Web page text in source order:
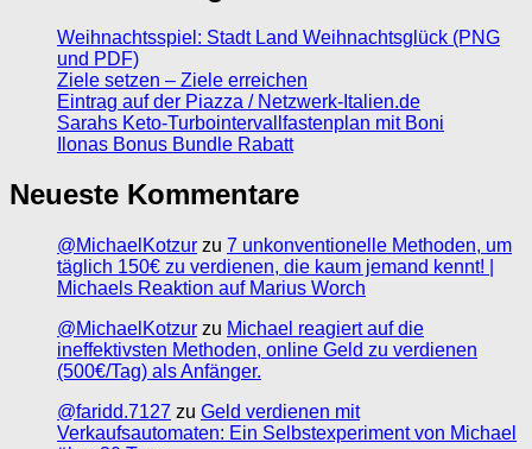
Weihnachtsspiel: Stadt Land Weihnachtsglück (PNG
und PDF)
Ziele setzen – Ziele erreichen
Eintrag auf der Piazza / Netzwerk-Italien.de
Sarahs Keto-Turbointervallfastenplan mit Boni
Ilonas Bonus Bundle Rabatt
Neueste Kommentare
@MichaelKotzur zu 7 unkonventionelle Methoden, um
täglich 150€ zu verdienen, die kaum jemand kennt! |
Michaels Reaktion auf Marius Worch
@MichaelKotzur zu Michael reagiert auf die
ineffektivsten Methoden, online Geld zu verdienen
(500€/Tag) als Anfänger.
@faridd.7127 zu Geld verdienen mit
Verkaufsautomaten: Ein Selbstexperiment von Michael